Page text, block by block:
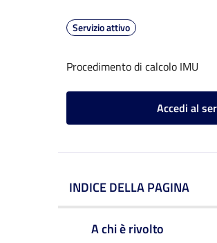
Servizio attivo
Procedimento di calcolo IMU
Accedi al
INDICE DELLA PAGINA
A chi è rivolto